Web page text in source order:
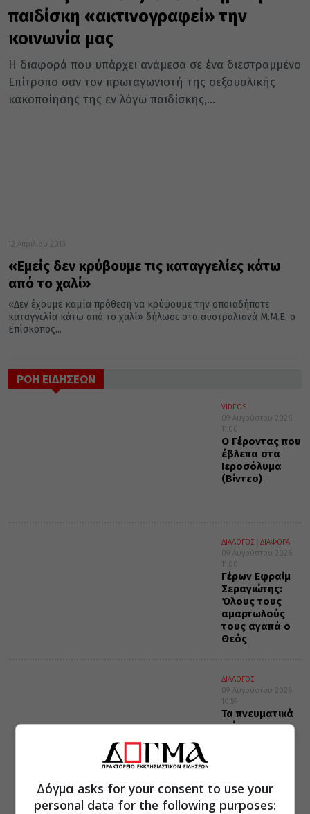
παιδίσκη «ακτινογραφεί» την
κοινωνία μας
Η διαφορά που υπάρχει ανάμεσα σε ένα διεστραμμένο
Επίτροπο σαν τον πρωταγωνιστή της σεξουαλικής
κακοποίησης της εν λόγω παιδίσκης,...
12 Απριλίου 2013
«Εμείς δεν κρύβουμε τις καταγγελίες κάτω
από το χαλί»
«Δεν έχουμε καμία πρόθεση να κρύψουμε την οποιαδήποτε
καταγγελία κάτω από το χαλί» δήλωσε στα αυστραλιανά Μ.Μ.Ε, ο
Επίσκοπος...
ΡΟΗ ΕΙΔΗΣΕΩΝ
VIDEOS
09 Αυγούστου 2026
11:00
Ο Γέροντας που
έβλεπα στα
Ιεροσόλυμα
(Βίντεο)
ΔΙΑΛΟΓΟΣ
ΔΙΑΦΟΡΑ
09 Αυγούστου 2026
11:00
Γέρων Εφραίμ
Σεραγιώτης:
Όλους τους
αμαρτωλούς
τους αγαπά ο
Θεός
ΔΙΑΛΟΓΟΣ
09 Αυγούστου 2026
10:59
Τα πνευματικά
φώτα των
Δόγμα asks for your consent to use your
personal data for the following purposes: